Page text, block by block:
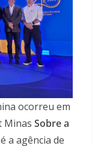
ocorreu em
Minas Sobre a
a agência de